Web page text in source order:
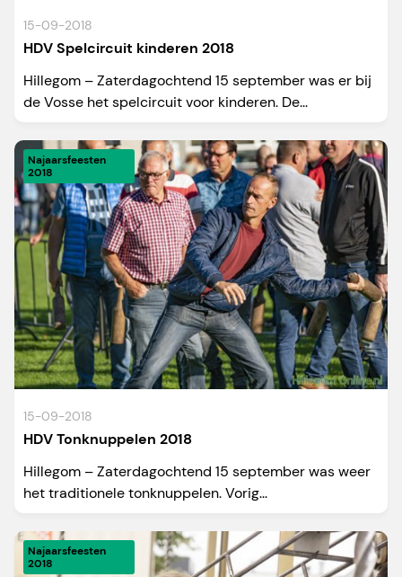
15-09-2018
HDV Spelcircuit kinderen 2018
Hillegom – Zaterdagochtend 15 september was er bij
de Vosse het spelcircuit voor kinderen. De...
Najaarsfeesten
2018
15-09-2018
HDV Tonknuppelen 2018
Hillegom – Zaterdagochtend 15 september was weer
het traditionele tonknuppelen. Vorig...
Najaarsfeesten
2018